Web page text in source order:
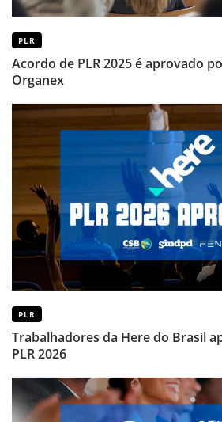
PLR
Acordo de PLR 2025 é aprovado
Organex
PLR
Trabalhadores da Here do Brasil
PLR 2026